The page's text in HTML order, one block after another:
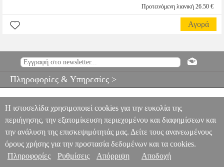
Προτεινόμενη λιανική 26.50 €
Αγορά
Πληροφορίες & Υπηρεσίες >
Η ιστοσελίδα χρησιμοποιεί cookies για την ευκολία της
περιήγησης, την εξατομίκευση περιεχομένου και διαφημίσεων και
την ανάλυση της επισκεψιμότητάς μας. Δείτε τους ανανεωμένους
όρους χρήσης για την προστασία δεδομένων και τα cookies.
Πληροφορίες
Ρυθμίσεις Απόρριψη Αποδοχή